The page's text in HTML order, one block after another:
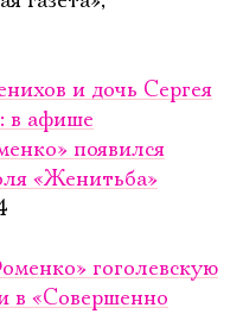
и дочь Сергея
в афише
появился
«Женитьба»
гоголевскую
в «Совершенно